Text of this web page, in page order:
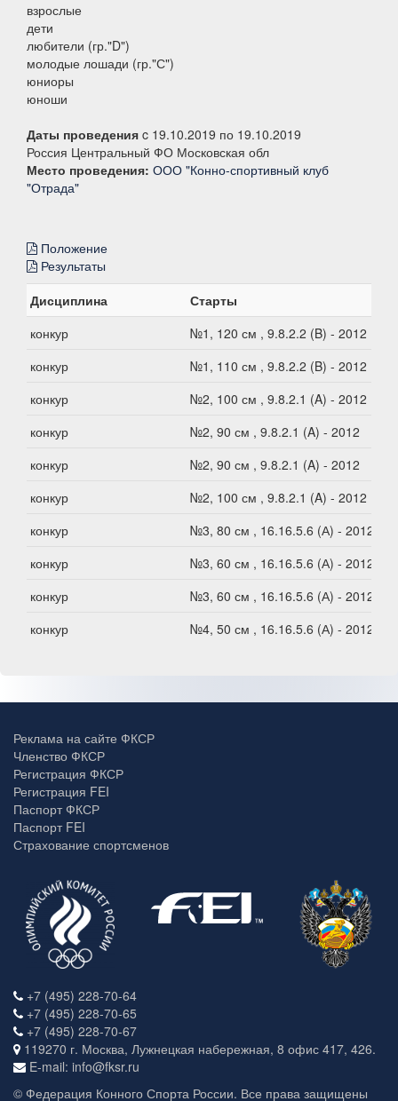
взрослые
дети
любители (гр."D")
молодые лошади (гр."С")
юниоры
юноши
Даты проведения c 19.10.2019 по 19.10.2019
Россия Центральный ФО Московская обл
Место проведения: ООО "Конно-спортивный клуб
"Отрада"
Положение
Результаты
Дисциплина
Старты
конкур
№1, 120 см , 9.8.2.2 (B) - 2012
конкур
№1, 110 см , 9.8.2.2 (B) - 2012
конкур
№2, 100 см , 9.8.2.1 (A) - 2012
конкур
№2, 90 см , 9.8.2.1 (A) - 2012
конкур
№2, 90 см , 9.8.2.1 (A) - 2012
конкур
№2, 100 см , 9.8.2.1 (A) - 2012
конкур
№3, 80 см , 16.16.5.6 (А) - 2012
конкур
№3, 60 см , 16.16.5.6 (А) - 2012
конкур
№3, 60 см , 16.16.5.6 (А) - 2012
конкур
№4, 50 см , 16.16.5.6 (А) - 2012
Реклама на сайте ФКСР
Членство ФКСР
Регистрация ФКСР
Регистрация FEI
Паспорт ФКСР
Паспорт FEI
Страхование спортсменов
+7 (495) 228-70-64
+7 (495) 228-70-65
+7 (495) 228-70-67
119270 г. Москва, Лужнецкая набережная, 8 офис 417, 426.
E-mail: info@fksr.ru
© Федерация Конного Спорта России. Все права защищены